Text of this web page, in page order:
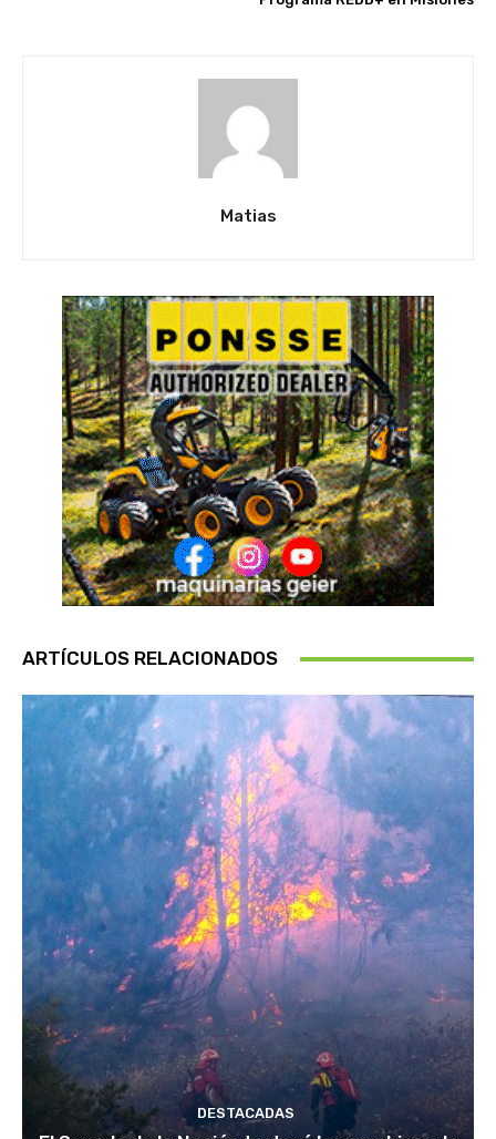
Matias
ARTÍCULOS RELACIONADOS
DESTACADAS